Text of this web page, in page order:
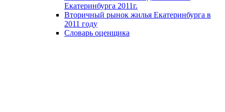
Екатеринбурга 2011г.
Вторичный рынок жилья Екатеринбурга в
2011 году
Словарь оценщика